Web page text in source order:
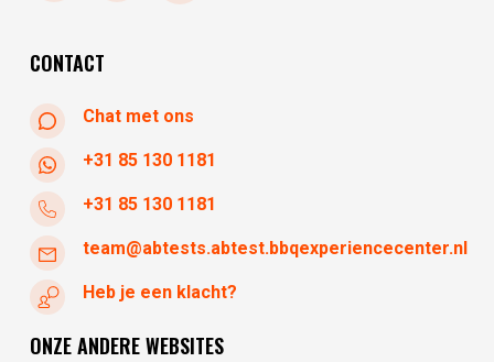
dinsdag
CONTACT
Chat met ons
+31 85 130 1181
+31 85 130 1181
team@abtests.abtest.bbqexperiencecenter.nl
Heb je een klacht?
ONZE ANDERE WEBSITES